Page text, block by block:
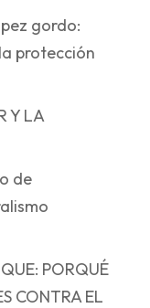
gordo:
protección
Y LA
de
PORQUÉ
CONTRA EL